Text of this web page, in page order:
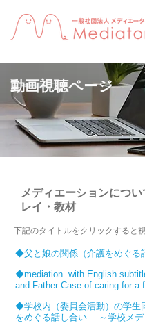
動画視聴ページ
メディエーションにつ
レイ・教材
下記のタイトルをクリックすると
◆父と娘の関係（介護をめぐる
◆mediation with English
and Father Case of caring for a
◆学校内（委員会活動）の学生
をめぐる話し合い ～学校メデ